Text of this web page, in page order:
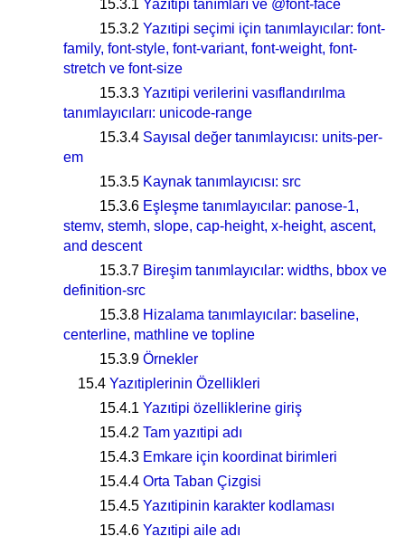
15.3.1 Yazıtipi tanımları ve @font-face
15.3.2 Yazıtipi seçimi için tanımlayıcılar: font-
family, font-style, font-variant, font-weight, font-
stretch ve font-size
15.3.3 Yazıtipi verilerini vasıflandırılma
tanımlayıcıları: unicode-range
15.3.4 Sayısal değer tanımlayıcısı: units-per-
em
15.3.5 Kaynak tanımlayıcısı: src
15.3.6 Eşleşme tanımlayıcılar: panose-1,
stemv, stemh, slope, cap-height, x-height, ascent,
and descent
15.3.7 Bireşim tanımlayıcılar: widths, bbox ve
definition-src
15.3.8 Hizalama tanımlayıcılar: baseline,
centerline, mathline ve topline
15.3.9 Örnekler
15.4 Yazıtiplerinin Özellikleri
15.4.1 Yazıtipi özelliklerine giriş
15.4.2 Tam yazıtipi adı
15.4.3 Emkare için koordinat birimleri
15.4.4 Orta Taban Çizgisi
15.4.5 Yazıtipinin karakter kodlaması
15.4.6 Yazıtipi aile adı